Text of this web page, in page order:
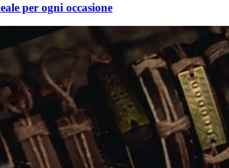
per ogni occasione